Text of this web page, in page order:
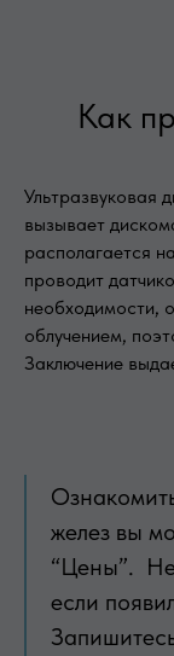
Как
Ультразвуковая
вызывает
располагается
проводит
необходимости,
облучением,
Заключение
желез вы
“Цены”. Не
если